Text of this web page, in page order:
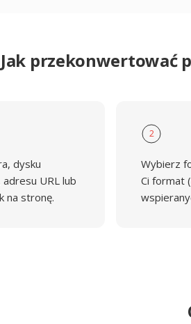
Jak przekonwertować
dysku
URL lub
na stronę.
2
Wybierz
Ci format